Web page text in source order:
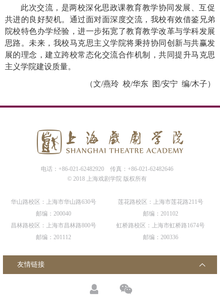
此次交流，是两校深化思政课教育教学协同发展、互促
共进的良好契机。通过面对面深度交流，我校有效借鉴兄弟
院校特色办学经验，进一步拓宽了教育教学改革与学科发展
思路。未来， 我校马克思主义学院将秉持协同创新与共赢发
展的理念，建立跨校常态化交流合作机制，共同提升马克思
主义学院建设质量。
（文/燕玲 校/华东 图/安宁 编/木子）
电话：+86-021-62482920
传真：+86-021-62482646
© 2018 上海戏剧学院 版权所有
华山路校区：上海市华山路630号
邮编：200040
昌林路校区：上海市昌林路800号
邮编：201112
莲花路校区：上海市莲花路211号
邮编：201102
虹桥路校区：上海市虹桥路1674号
邮编：200336
友情链接